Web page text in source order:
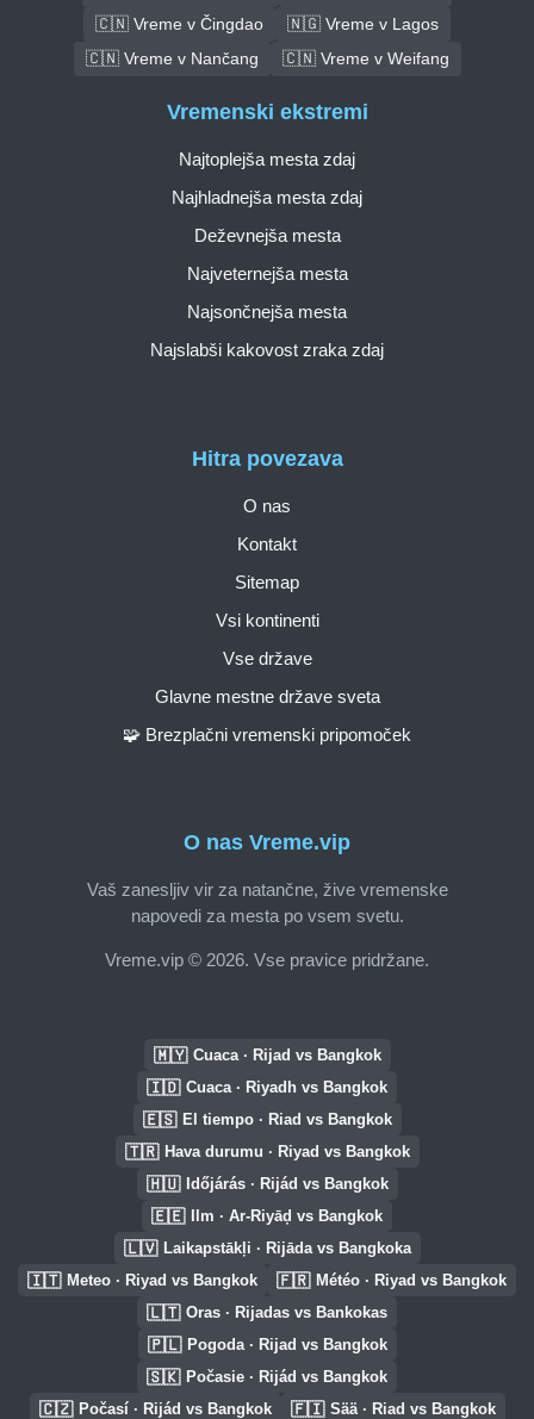
🇨🇳 Vreme v Čingdao
🇳🇬 Vreme v Lagos
🇨🇳 Vreme v Nančang
🇨🇳 Vreme v Weifang
O nas Vreme.vip
Vaš zanesljiv vir za natančne, žive vremenske
napovedi za mesta po vsem svetu.
Vreme.vip © 2026. Vse pravice pridržane.
Hitra povezava
O nas
Kontakt
Sitemap
Vsi kontinenti
Vse države
Glavne mestne države sveta
🧩 Brezplačni vremenski pripomoček
Vremenski ekstremi
Najtoplejša mesta zdaj
Najhladnejša mesta zdaj
Deževnejša mesta
Najveternejša mesta
Najsončnejša mesta
Najslabši kakovost zraka zdaj
🇲🇾 Cuaca · Rijad vs Bangkok
🇮🇩 Cuaca · Riyadh vs Bangkok
🇪🇸 El tiempo · Riad vs Bangkok
🇹🇷 Hava durumu · Riyad vs Bangkok
🇭🇺 Időjárás · Rijád vs Bangkok
🇪🇪 Ilm · Ar-Riyāḑ vs Bangkok
🇱🇻 Laikapstākļi · Rijāda vs Bangkoka
🇮🇹 Meteo · Riyad vs Bangkok 🇫🇷 Météo · Riyad vs Bangkok
🇱🇹 Oras · Rijadas vs Bankokas
🇵🇱 Pogoda · Rijad vs Bangkok
🇸🇰 Počasie · Rijád vs Bangkok
🇨🇿 Počasí · Rijád vs Bangkok 🇫🇮 Sää · Riad vs Bangkok